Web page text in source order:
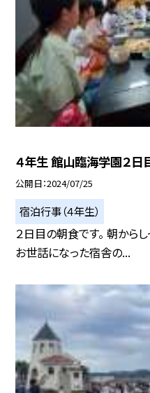
４年生 館山臨海学園２日
公開日 2024/07/25
宿泊行事（４年生）
２日目の朝食です。 朝から
お世話になった宿舎の...